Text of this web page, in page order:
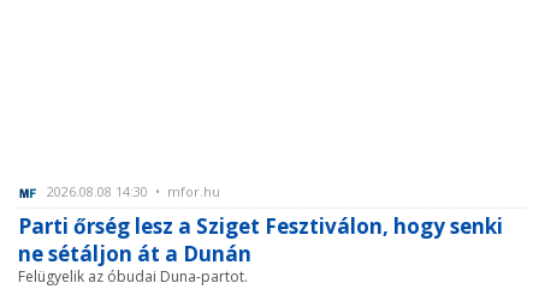
2026.08.08 14:30 • mfor.hu
Parti őrség lesz a Sziget Fesztiválon, hogy senki
ne sétáljon át a Dunán
Felügyelik az óbudai Duna-partot.